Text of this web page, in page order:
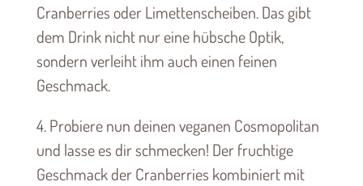
Cranberries oder Limettenscheiben. Das gibt
dem Drink nicht nur eine hübsche Optik,
sondern verleiht ihm auch einen feinen
Geschmack.
4. Probiere nun deinen veganen Cosmopolitan
und lasse es dir schmecken! Der fruchtige
Geschmack der Cranberries kombiniert mit